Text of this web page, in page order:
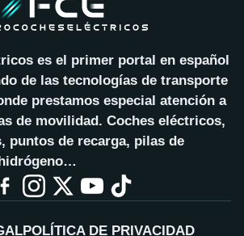
es el primer portal en español
de las tecnologías de transporte
prestamos especial atención a
de movilidad. Coches eléctricos,
puntos de recarga, pilas de
POLÍTICA DE PRIVACIDAD